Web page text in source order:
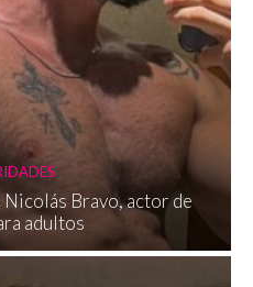
Bravo, actor de
adultos